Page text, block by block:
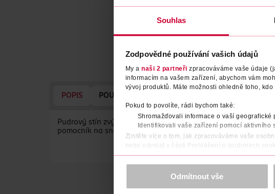
Souhlas
Zodpovědné používání vašich údajů
My a naši 2 partneři zpracováváme vaše údaje
informacím na vašem zařízení, abychom vám
vývoj produktů. Máte možnosti ohledně toho,
Pokud to povolíte, rádi bychom také:
Shromažďovali informace o vaší
Identifikovali vaše zařízení pomocí aktivního
Zjistěte více o tom, jak zpracováváme vaše
nebo odvolat v části Prohlášení o souborech
K provozu stránek, personalizaci obsahu a
prohlášení o ochraně osobních
Děkujeme za pochopení. >více o cookies<
Odmítnout vše
POPIS POUŽITÍ
Pudrový stín zvýrazňuje a přirozeně definuje obočí, díky
pomocník na snadnou a rychlou úpravu obočí kdykoliv a